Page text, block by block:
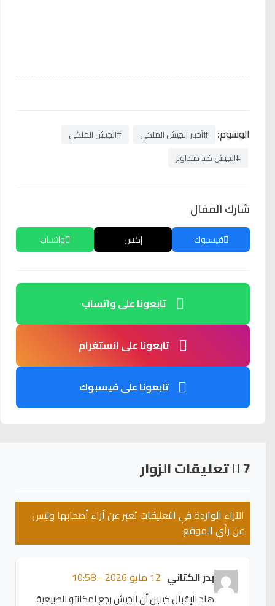
الوسوم: #أخبار الجيش الملكي
#الجيش الملكي
#الجيش ضد صنداونز
شارك المقال
فيسبوك إكس واتساب
تابعونا على واتساب
تابعونا على انستغرام
تابعونا على فيسبوك
7 تعليقات الزوار
الآراء الواردة في التعليقات تعبر عن آراء أصحابها وليس
عن رأي الموقع
بدر الكتاني 12 مايو 2026 - 10:58
هاد الإقبال كيبين أن الجيش رجع لمكانتو الطبيعية